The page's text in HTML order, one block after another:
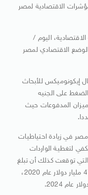
الاقتصادية لمصر
اليوم /
الاقتصادي لمصر
إيكونوميكس للأبحاث
على الجنيه
المدفوعات حيث
في زيادة احتياطيات
لتغطية الواردات
تقل عن 6 أشهر حتى عام 2024، والتي توقعت كذلك أن تبلغ
إجمالي قيمة صادرات السلع والخدمات 47.7 مليار دولار عام 2020،